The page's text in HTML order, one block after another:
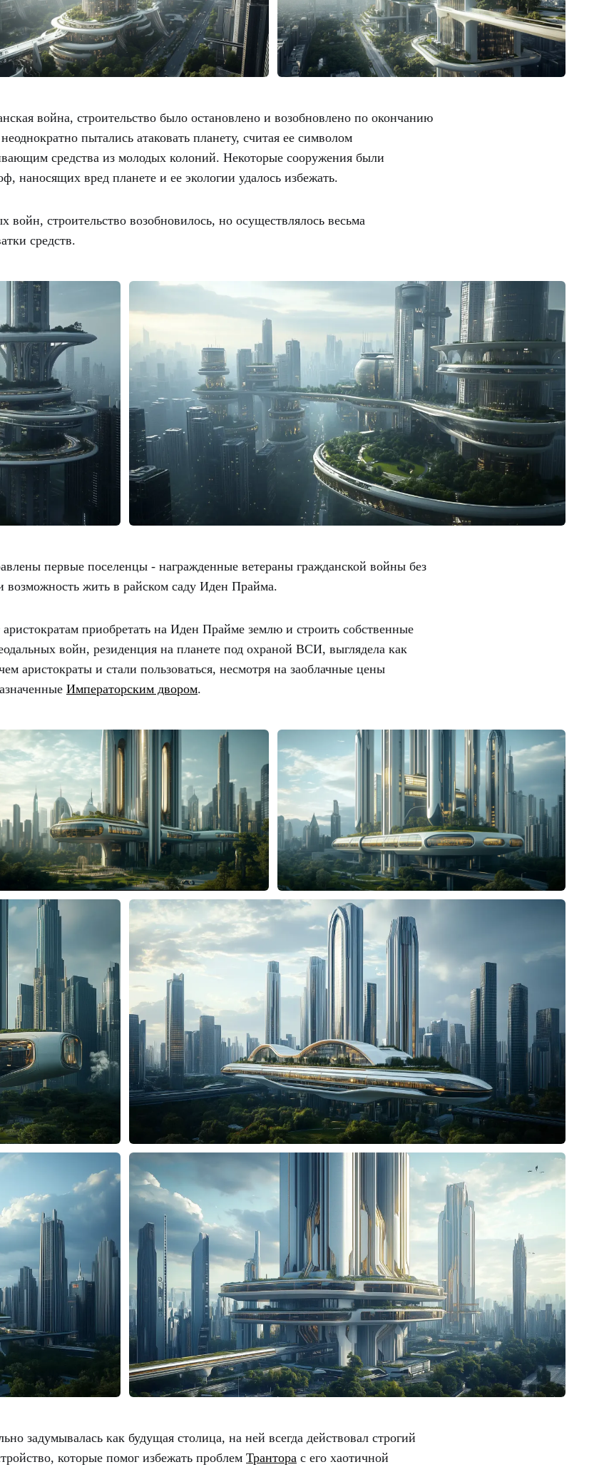
война, строительство было остановлено и возобновлено по окончанию
пытались атаковать планету, считая ее символом
средства из молодых колоний. Некоторые сооружения были
наносящих вред планете и ее экологии удалось избежать.
строительство возобновилось, но осуществлялось весьма
средств.
первые поселенцы - награжденные ветераны гражданской войны без
возможность жить в райском саду Иден Прайма.
аристократам приобретать на Иден Прайме землю и строить собственные
войн, резиденция на планете под охраной ВСИ, выглядела как
аристократы и стали пользоваться, несмотря на заоблачные цены
Императорским двором.
задумывалась как будущая столица, на ней всегда действовал строгий
которые помог избежать проблем Трантора с его хаотичной